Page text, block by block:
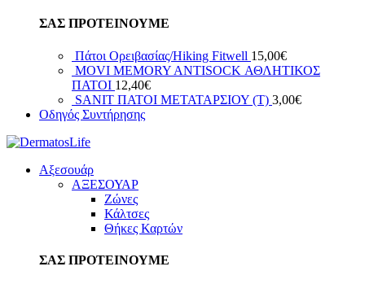
ΣΑΣ ΠΡΟΤΕΙΝΟΥΜΕ
Πάτοι Ορειβασίας/Hiking Fitwell 15,00€
MOVI MEMORY ANTISOCK ΑΘΛΗΤΙΚΟΣ
ΠΑΤΟΙ 12,40€
SANIT ΠΑΤΟΙ ΜΕΤΑΤΑΡΣΙΟΥ (T) 3,00€
Οδηγός Συντήρησης
Αξεσουάρ
ΑΞΕΣΟΥΑΡ
Ζώνες
Κάλτσες
Θήκες Καρτών
ΣΑΣ ΠΡΟΤΕΙΝΟΥΜΕ